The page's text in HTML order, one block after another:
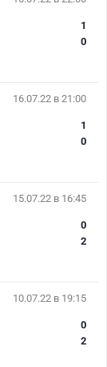
1
0
16.07.22 в 21:00
1
0
15.07.22 в 16:45
0
2
10.07.22 в 19:15
0
2